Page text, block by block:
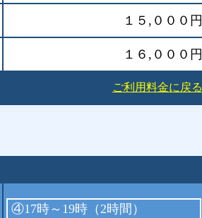
１５,０００円
１６,０００円
ご利用料金に戻る
④17時～19時（2時間）